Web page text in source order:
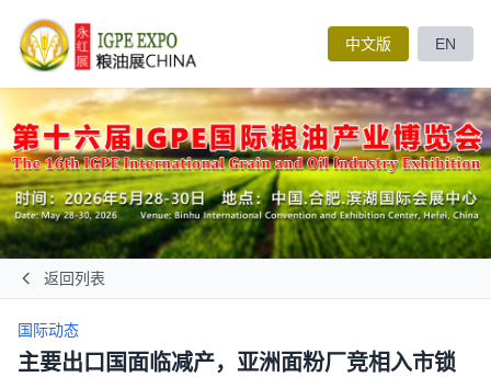
中文版 EN
返回列表
国际动态
主要出口国面临减产，亚洲面粉厂竞相入市锁